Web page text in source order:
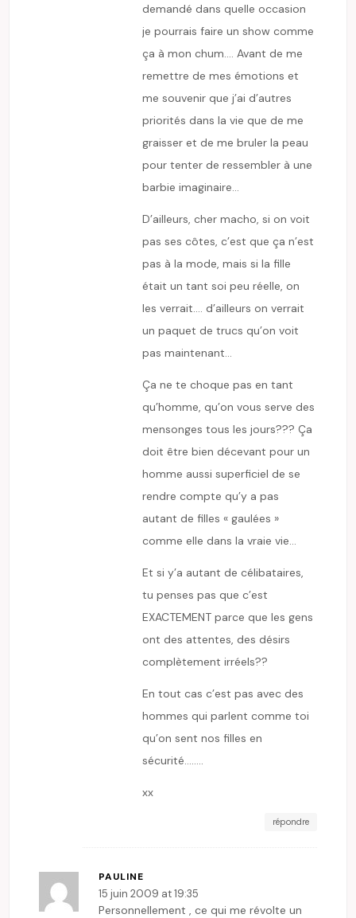
demandé dans quelle occasion
je pourrais faire un show comme
ça à mon chum…. Avant de me
remettre de mes émotions et
me souvenir que j’ai d’autres
priorités dans la vie que de me
graisser et de me bruler la peau
pour tenter de ressembler à une
barbie imaginaire…
D’ailleurs, cher macho, si on voit
pas ses côtes, c’est que ça n’est
pas à la mode, mais si la fille
était un tant soi peu réelle, on
les verrait…. d’ailleurs on verrait
un paquet de trucs qu’on voit
pas maintenant…
Ça ne te choque pas en tant
qu’homme, qu’on vous serve des
mensonges tous les jours??? Ça
doit être bien décevant pour un
homme aussi superficiel de se
rendre compte qu’y a pas
autant de filles « gaulées »
comme elle dans la vraie vie…
Et si y’a autant de célibataires,
tu penses pas que c’est
EXACTEMENT parce que les gens
ont des attentes, des désirs
complètement irréels??
En tout cas c’est pas avec des
hommes qui parlent comme toi
qu’on sent nos filles en
sécurité……..
xx
répondre
PAULINE
15 juin 2009 at 19:35
Personnellement , ce qui me révolte un